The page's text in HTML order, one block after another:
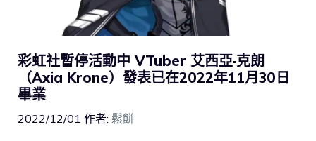
彩虹社暫停活動中 VTuber 艾西亞·克朗
（Axia Krone）發表已在2022年11月30日
畢業
2022/12/01 作者: 鬆餅